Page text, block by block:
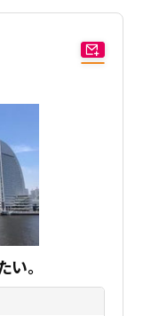
。